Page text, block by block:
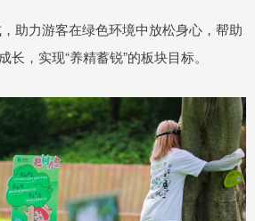
助力游客在绿色环境中放松身心，帮助
，实现“养精蓄锐”的板块目标。